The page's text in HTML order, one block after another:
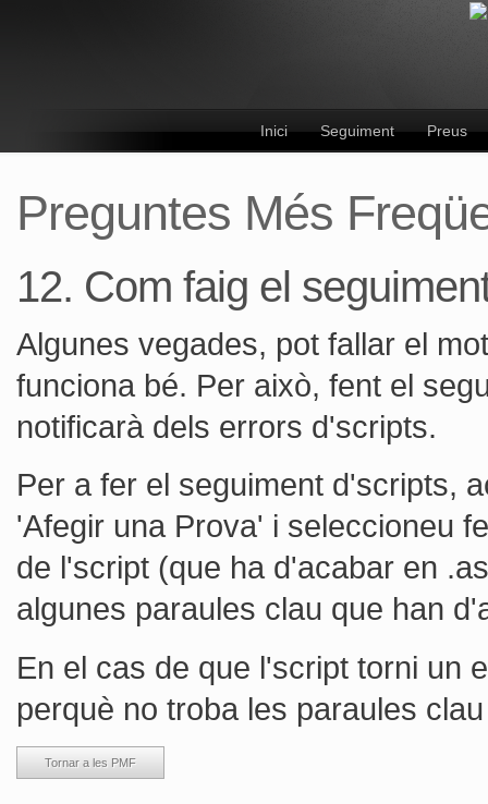
Inici Seguiment Preus
Preguntes Més
12. Com faig el
Algunes vegades, pot fallar el
funciona bé. Per això, fent el
notificarà dels errors d'scripts.
Per a fer el seguiment d'scripts,
'Afegir una Prova' i seleccioneu
de l'script (que ha d'acabar en
algunes paraules clau que han
En el cas de que l'script torni un
perquè no troba les paraules
Tornar a les PMF